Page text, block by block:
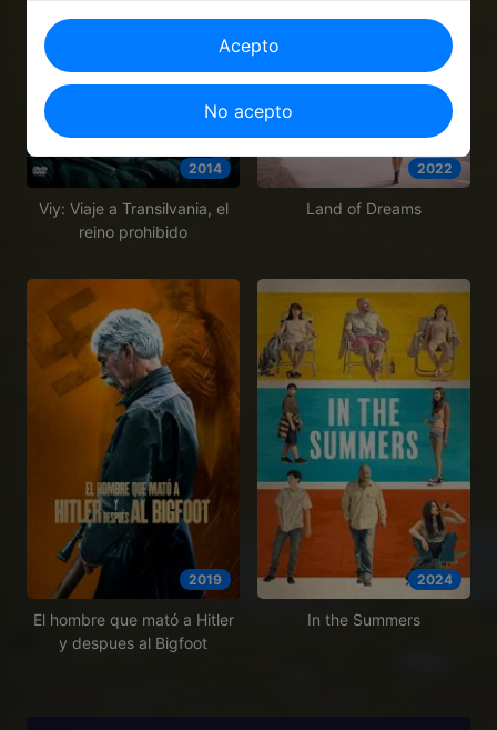
2014
Viy: Viaje a Transilvania, el
reino prohibido
2022
Land of Dreams
2019
El hombre que mató a Hitler
y despues al Bigfoot
2024
In the Summers
Acepto
No acepto